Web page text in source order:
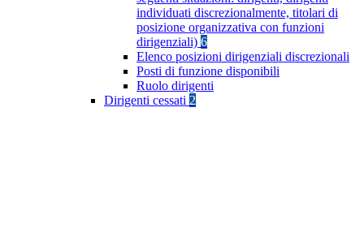
individuati discrezionalmente, titolari di
posizione organizzativa con funzioni
dirigenziali) 6
Elenco posizioni dirigenziali discrezionali
Posti di funzione disponibili
Ruolo dirigenti
Dirigenti cessati 2